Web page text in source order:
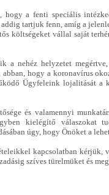
hogy a fenti speciális
tartjuk fenn, amíg a
költségeket vállal saját
a nehéz helyzetet
hogy a koronavírus
Ügyfeleink lojalitását a
és valamennyi
kielégítő válaszokat
úgy, hogy Önöket a
kapcsolatban kérjük,
szíves türelmüket és